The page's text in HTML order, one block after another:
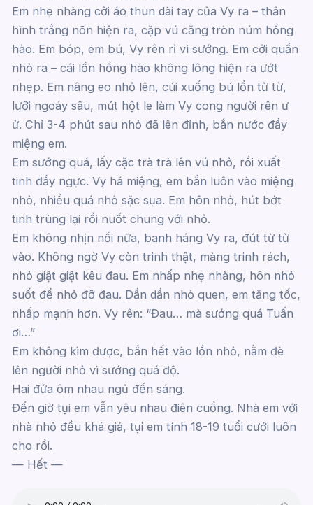
Em nhẹ nhàng cởi áo thun dài tay của Vy ra – thân
hình trắng nõn hiện ra, cặp vú căng tròn núm hồng
hào. Em bóp, em bú, Vy rên rỉ vì sướng. Em cởi quần
nhỏ ra – cái lồn hồng hào không lông hiện ra ướt
nhẹp. Em nâng eo nhỏ lên, cúi xuống bú lồn từ từ,
lưỡi ngoáy sâu, mút hột le làm Vy cong người rên ư
ử. Chỉ 3-4 phút sau nhỏ đã lên đỉnh, bắn nước đầy
miệng em.
Em sướng quá, lấy cặc trà trà lên vú nhỏ, rồi xuất
tinh đầy ngực. Vy há miệng, em bắn luôn vào miệng
nhỏ, nhiều quá nhỏ sặc sụa. Em hôn nhỏ, hút bớt
tinh trùng lại rồi nuốt chung với nhỏ.
Em không nhịn nổi nữa, banh háng Vy ra, đút từ từ
vào. Không ngờ Vy còn trinh thật, màng trinh rách,
nhỏ giật giật kêu đau. Em nhấp nhẹ nhàng, hôn nhỏ
suốt để nhỏ đỡ đau. Dần dần nhỏ quen, em tăng tốc,
nhấp mạnh hơn. Vy rên: “Đau… mà sướng quá Tuấn
ơi…”
Em không kìm được, bắn hết vào lồn nhỏ, nằm đè
lên người nhỏ vì sướng quá độ.
Hai đứa ôm nhau ngủ đến sáng.
Đến giờ tụi em vẫn yêu nhau điên cuồng. Nhà em với
nhà nhỏ đều khá giả, tụi em tính 18-19 tuổi cưới luôn
cho rồi.
— Hết —